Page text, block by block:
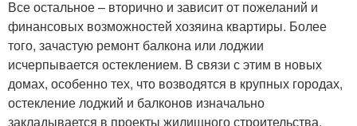
Все остальное – вторично и зависит от пожеланий и
финансовых возможностей хозяина квартиры. Более
того, зачастую ремонт балкона или лоджии
исчерпывается остеклением. В связи с этим в новых
домах, особенно тех, что возводятся в крупных городах,
остекление лоджий и балконов изначально
закладывается в проекты жилищного строительства.